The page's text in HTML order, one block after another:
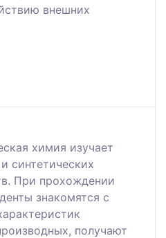
внешних
химия изучает
синтетических
При прохождении
знакомятся с
получают